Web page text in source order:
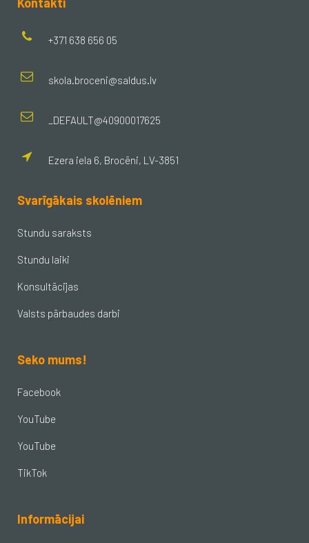
+371 638 656 05
skola.broceni@saldus.lv
_DEFAULT@40900017625
Ezera iela 6, Brocēni, LV-3851
Svarīgākais skolēniem
Stundu saraksts
Stundu laiki
Konsultācijas
Valsts pārbaudes darbi
Seko mums!
Facebook
YouTube
YouTube
TikTok
Informācijai